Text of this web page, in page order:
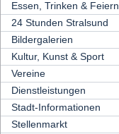
Essen, Trinken & Feiern
24 Stunden Stralsund
Bildergalerien
Kultur, Kunst & Sport
Vereine
Dienstleistungen
Stadt-Informationen
Stellenmarkt